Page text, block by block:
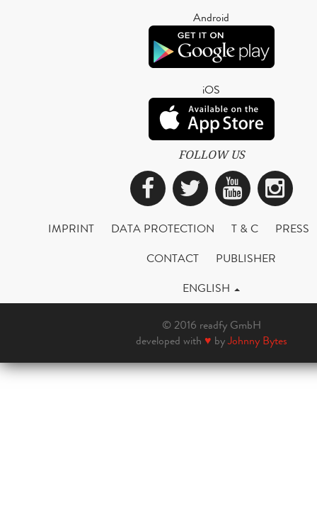
Android
iOS
FOLLOW US
Facebook
Twitter
IMPRINT DATA PROTECTION T & C
PRESS
CONTACT
PUBLISHER
ENGLISH
© 2016 readfy GmbH
developed with ♥ byJohnny Bytes